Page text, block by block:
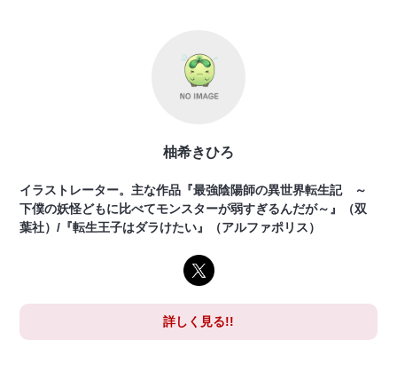
柚希きひろ
イラストレーター。主な作品『最強陰陽師の異世界転生記 ～
下僕の妖怪どもに比べてモンスターが弱すぎるんだが～』（双
葉社）/『転生王子はダラけたい』（アルファポリス）
詳しく見る!!